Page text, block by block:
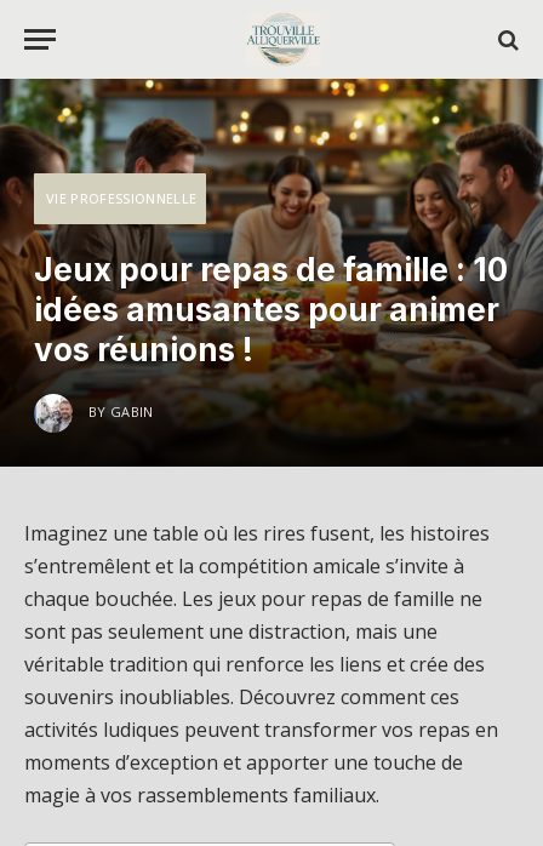
VIE PROFESSIONNELLE
Jeux pour repas de famille : 10
idées amusantes pour animer
vos réunions !
BY GABIN
Imaginez une table où les rires fusent, les histoires
s’entremêlent et la compétition amicale s’invite à
chaque bouchée. Les jeux pour repas de famille ne
sont pas seulement une distraction, mais une
véritable tradition qui renforce les liens et crée des
souvenirs inoubliables. Découvrez comment ces
activités ludiques peuvent transformer vos repas en
moments d’exception et apporter une touche de
magie à vos rassemblements familiaux.